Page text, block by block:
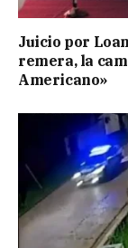
Juicio por
remera, la
Americano»